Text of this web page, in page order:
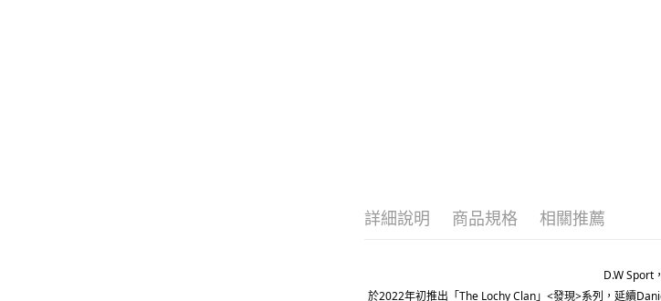
詳細說明 商品規格 相關推薦
D.W Sport
於2022年初推出「The Lochy Clan」<發現>系列，延續